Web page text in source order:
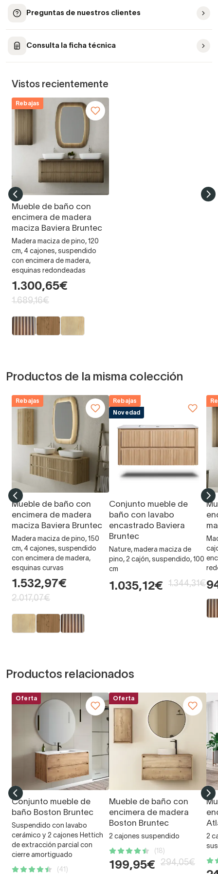
Preguntas de nuestros clientes
Consulta la ficha técnica
Vistos recientemente
Rebajas
Mueble de baño con
encimera de madera
maciza Baviera Bruntec
Madera maciza de pino, 120
cm, 4 cajones, suspendido
con encimera de madera,
esquinas redondeadas
1.300,65€
1.689,16€
Productos de la misma colección
Rebajas
Mueble de baño con
encimera de madera
maciza Baviera Bruntec
Madera maciza de pino, 150
cm, 4 cajones, suspendido
con encimera de madera,
esquinas curvas
1.532,97€
2.017,07€
Rebajas
Novedad
Conjunto mueble de
baño con lavabo
encastrado Baviera
Bruntec
Nature, madera maciza de
pino, 2 cajón, suspendido, 100
cm
1.035,12€ 1.344,31€
Productos relacionados
Oferta
Conjunto mueble de
baño Boston Bruntec
Suspendido con lavabo
cerámico y 2 cajones Hettich
de extracción parcial con
cierre amortiguado
(41)
Oferta
Mueble de baño con
encimera de madera
Boston Bruntec
2 cajones suspendido
(18)
199,95€ 294,05€
2